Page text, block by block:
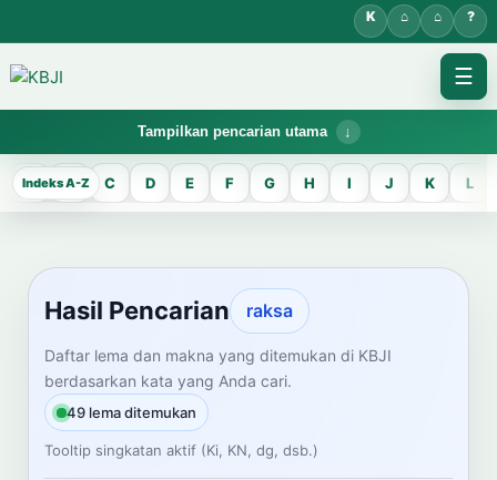
☰
Tampilkan pencarian utama
KBJI WORKSPACE
Hasil Pencarian
Temukan lema Jawa dan maknanya dalam bahasa Indonesia saat
mengelola data Kamus Bahasa Jawa-Indonesia.
CARI LEMA JAWA
Masukkan kata Jawa
A B C D E F G H I J K L
Hasil Pencarian raksa
Daftar lema dan makna yang ditemukan di KBJI
berdasarkan kata yang Anda cari.
49 lema ditemukan
Tooltip singkatan aktif (Ki, KN, dg, dsb.)